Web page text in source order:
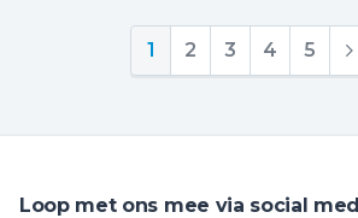
1 2 3 4 5
Loop met ons mee via social